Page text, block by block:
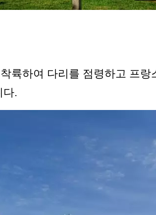
륙하여 다리를 점령하고 프랑
다.